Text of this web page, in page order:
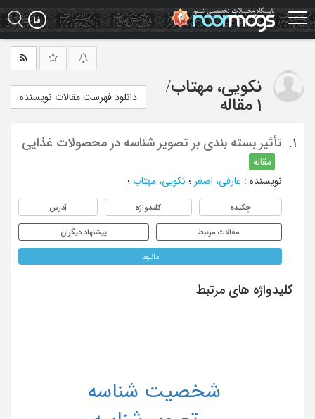
Skip
to
main
نکویی، مهتاب/
1 مقاله
دانلود فهرست مقالات نویسنده
1. تأثیر بسته بندی بر تصویر شناسه در محصولات غذایی
مقاله
نویسنده : عارفی، اصغر ؛ نکویی، مهتاب ؛
چکیده کلیدواژه آدرس
مقالات مرتبط پیشنهاد دیگران
دانلود
کلیدواژه های مرتبط
شخصیت شناسه